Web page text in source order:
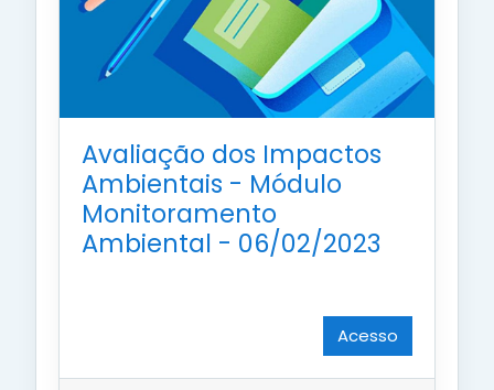
Avaliação dos Impactos
Ambientais - Módulo
Monitoramento
Ambiental - 06/02/2023
Acesso